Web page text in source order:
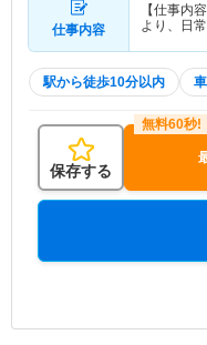
仕事内容
【仕事内
より、日
駅から徒歩10分以内
保存する